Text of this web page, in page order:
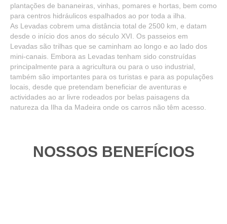
plantações de bananeiras, vinhas, pomares e hortas, bem como
para centros hidráulicos espalhados ao por toda a ilha.
As Levadas cobrem uma distância total de 2500 km, e datam
desde o início dos anos do século XVI. Os passeios em
Levadas são trilhas que se caminham ao longo e ao lado dos
mini-canais. Embora as Levadas tenham sido construídas
principalmente para a agricultura ou para o uso industrial,
também são importantes para os turistas e para as populações
locais, desde que pretendam beneficiar de aventuras e
actividades ao ar livre rodeados por belas paisagens da
natureza da Ilha da Madeira onde os carros não têm acesso.
NOSSOS BENEFÍCIOS